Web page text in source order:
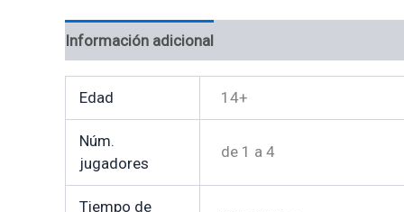
Información adicional
Edad 14+
Núm.
jugadores
de 1 a 4
Tiempo de